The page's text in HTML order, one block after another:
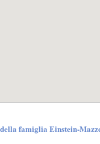
famiglia Einstein-